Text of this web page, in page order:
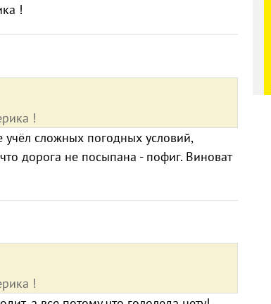
!
!
учёл сложных погодных условий,
дорога не посыпана - пофиг. Виноват
!